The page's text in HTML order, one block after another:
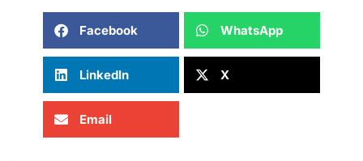
Facebook WhatsApp
LinkedIn X
Email